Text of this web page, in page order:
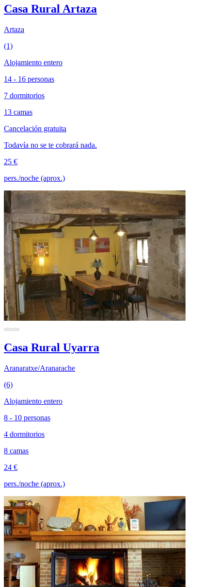
Casa Rural Artaza
Artaza
(1)
Alojamiento entero
14 - 16 personas
7 dormitorios
13 camas
Cancelación gratuita
Todavía no se te cobrará nada.
25 €
pers./noche (aprox.)
Casa Rural Uyarra
Aranaratxe/Aranarache
(6)
Alojamiento entero
8 - 10 personas
4 dormitorios
8 camas
24 €
pers./noche (aprox.)